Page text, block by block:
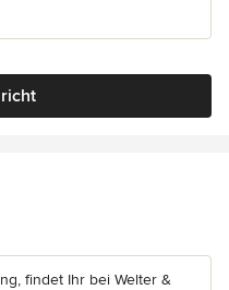
von 5 Sternen
findet Ihr bei Welter &